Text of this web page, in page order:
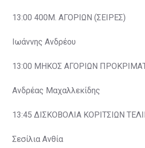
13:00 400Μ. ΑΓΟΡΙΩΝ (ΣΕΙΡΕΣ)
Ιωάννης Ανδρέου
13:00 ΜΗΚΟΣ ΑΓΟΡΙΩΝ
Ανδρέας Μαχαλλεκίδης
13:45 ΔΙΣΚΟΒΟΛΙΑ ΚΟΡΙΤΣΙΩΝ
Σεσίλια Ανθία